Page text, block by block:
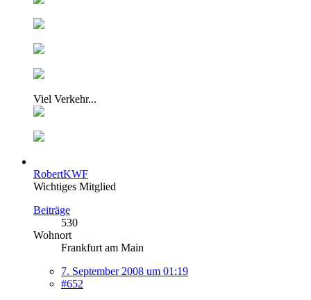
Viel Verkehr...
RobertKWF
Wichtiges Mitglied
Beiträge
530
Wohnort
Frankfurt am Main
7. September 2008 um 01:19
#652